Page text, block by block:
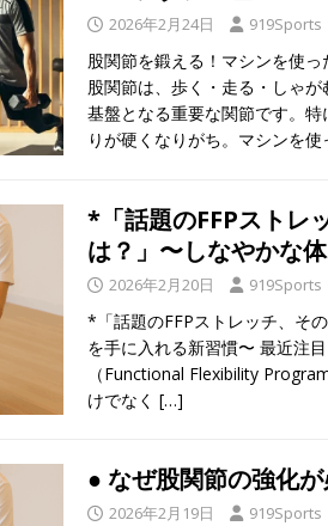
2026年2月24日 919Sports
股関節を鍛える！マシンを使
股関節は、歩く・走る・しゃ
基盤となる重要な関節です。
りが硬くなりがち。マシンを
*「話題のFFPストレ
は？」〜しなやかな
2026年2月20日 919Sports
*「話題のFFPストレッチ、そ
を手に入れる新習慣〜 最近注
（Functional Flexibility
けでなく […]
● なぜ股関節の強化
2026年2月19日 919Sports